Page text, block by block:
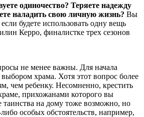
одиночество? Теряете надежду
наладить свою личную жизнь? Вы
будете использовать одну вещь
Керро, финалистке трех сезонов
не менее важны. Для начала
храма. Хотя этот вопрос более
чем ребенку. Несомненно, крестить
прихожанами которого вы
таинства на дому тоже возможно, но
особых обстоятельств, например,